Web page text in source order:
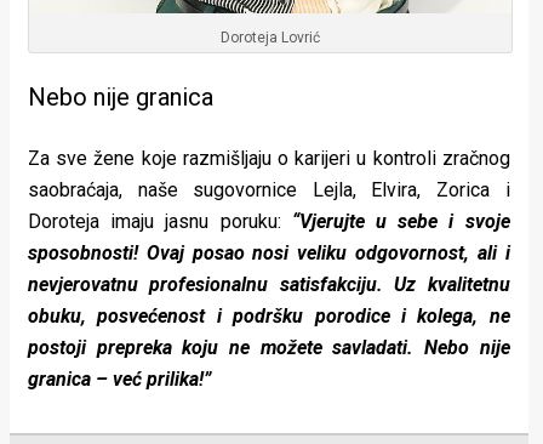
Doroteja Lovrić
Nebo nije granica
Za sve žene koje razmišljaju o karijeri u kontroli zračnog
saobraćaja, naše sugovornice Lejla, Elvira, Zorica i
Doroteja imaju jasnu poruku: “Vjerujte u sebe i svoje
sposobnosti! Ovaj posao nosi veliku odgovornost, ali i
nevjerovatnu profesionalnu satisfakciju. Uz kvalitetnu
obuku, posvećenost i podršku porodice i kolega, ne
postoji prepreka koju ne možete savladati. Nebo nije
granica – već prilika!”